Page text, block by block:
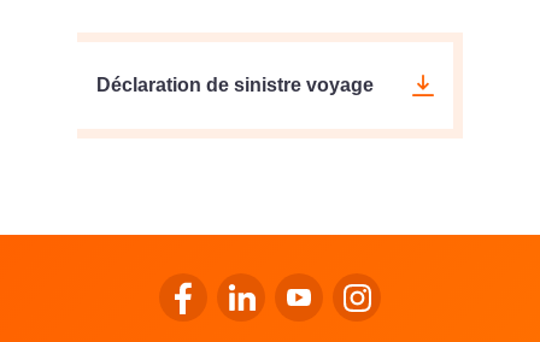
Déclaration de sinistre voyage
Se rendre sur le facebook de LALUX
Se rendre sur le Linkedin de
Se rendre sur le youtube de
Se rendre sur